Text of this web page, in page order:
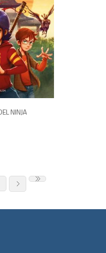
NINJA